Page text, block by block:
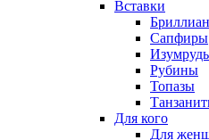
Вставки
Сапфиры
Рубины
Топазы
Для кого
Для